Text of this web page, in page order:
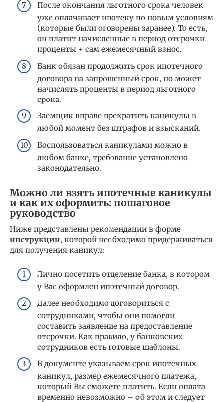
После окончания льготного срока человек
уже оплачивает ипотеку по новым условиям
(которые были оговорены заранее). То есть,
он платит начисленные в период отсрочки
проценты + сам ежемесячный взнос.
Банк обязан продолжить срок ипотечного
договора на запрошенный срок, но может
начислять проценты в период льготного
срока.
Заемщик вправе прекратить каникулы в
любой момент без штрафов и взысканий.
Воспользоваться каникулами можно в
любом банке, требование установлено
законодательно.
Можно ли взять ипотечные каникулы
и как их оформить: пошаговое
руководство
Ниже представлены рекомендации в форме
инструкции, которой необходимо придерживаться
для получения каникул:
Лично посетить отделение банка, в котором
у Вас оформлен ипотечный договор.
Далее необходимо договориться с
сотрудниками, чтобы они помогли
составить заявление на предоставление
отсрочки. Как правило, у банковских
сотрудников есть готовые шаблоны.
В документе указываем срок ипотечных
каникул, размер ежемесячного платежа,
который Вы сможете платить. Если оплата
временно невозможно – об этом и следует